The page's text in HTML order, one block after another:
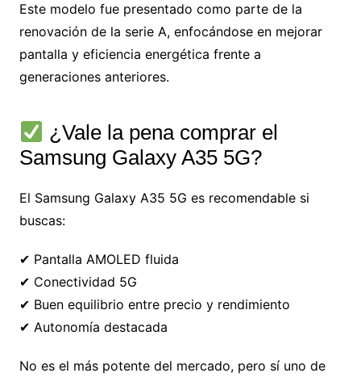
Este modelo fue presentado como parte de la
renovación de la serie A, enfocándose en mejorar
pantalla y eficiencia energética frente a
generaciones anteriores.
¿Vale la pena comprar el
Samsung Galaxy A35 5G?
El Samsung Galaxy A35 5G es recomendable si
buscas:
✔ Pantalla AMOLED fluida
✔ Conectividad 5G
✔ Buen equilibrio entre precio y rendimiento
✔ Autonomía destacada
No es el más potente del mercado, pero sí uno de